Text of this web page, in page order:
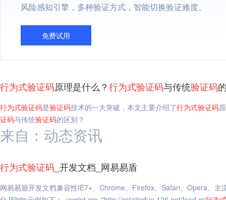
风险感知引擎，多种验证方式，智能切换验证难度。
免费试用
行为式验证码原理是什么？行为式验证码与传统验证码
行为式验证码是验证码技术的一大突破，本文主要介绍了行为式验证码
证码与传统验证码的区别？
来自：动态资讯
行为式验证码 _开发文档_网易易盾
网易易盾开发文档兼容性IE7+、Chrome、Firefox、Safari、Opera、